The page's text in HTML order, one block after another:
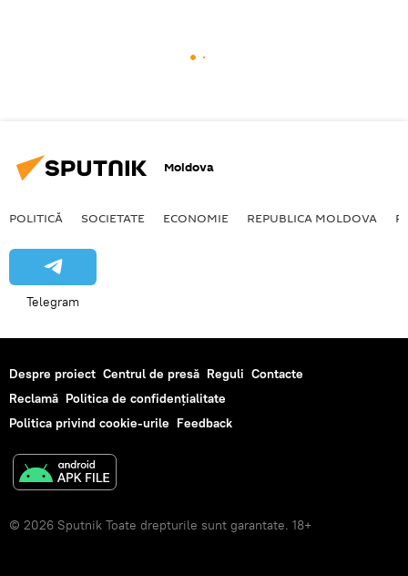
Moldova
POLITICĂ SOCIETATE ECONOMIE REPUBLICA MOLDOVA
Telegram
Despre proiect Centrul de presă Reguli Contacte
Reclamă Politica de confidențialitate
Politica privind cookie-urile Feedback
© 2026 Sputnik Toate drepturile sunt garantate. 18+